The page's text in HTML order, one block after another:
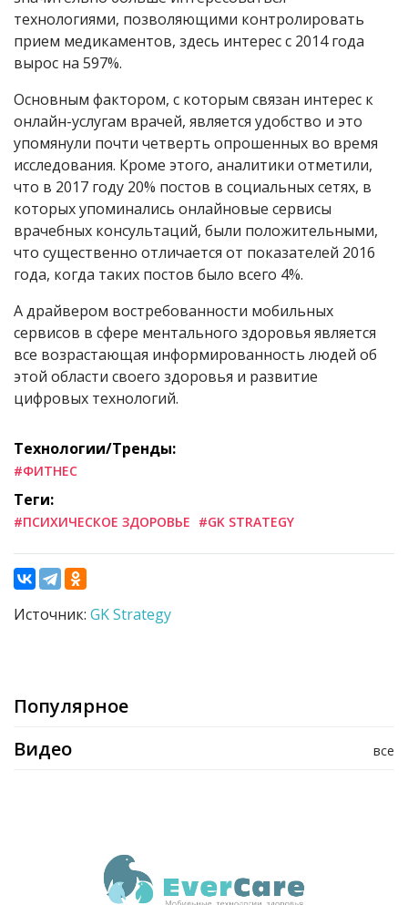
технологиями, позволяющими контролировать
прием медикаментов, здесь интерес с 2014 года
вырос на 597%.
Основным фактором, с которым связан интерес к
онлайн-услугам врачей, является удобство и это
упомянули почти четверть опрошенных во время
исследования. Кроме этого, аналитики отметили,
что в 2017 году 20% постов в социальных сетях, в
которых упоминались онлайновые сервисы
врачебных консультаций, были положительными,
что существенно отличается от показателей 2016
года, когда таких постов было всего 4%.
А драйвером востребованности мобильных
сервисов в сфере ментального здоровья является
все возрастающая информированность людей об
этой области своего здоровья и развитие
цифровых технологий.
Технологии/Тренды:
#ФИТНЕС
Теги:
#ПСИХИЧЕСКОЕ ЗДОРОВЬЕ #GK STRATEGY
Источник: GK Strategy
Популярное
все
Видео